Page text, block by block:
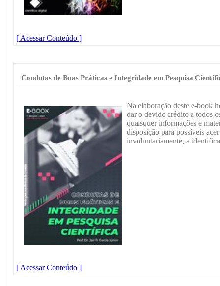
[ Acessar Conteúdo ]
Condutas de Boas Práticas e Integridade em Pesquisa
Na elaboração deste e-book
dar o devido crédito a todos
quaisquer informações e
disposição para possíveis
involuntariamente, a
[ Acessar Conteúdo ]